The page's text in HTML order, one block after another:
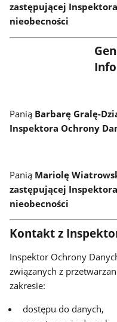
zastępującej
nieobecności
Panią Barbarę Gralę-
Inspektora Ochrony
Panią Mariolę
zastępującej
nieobecności
Kontakt z
Inspektor Ochrony
związanych z
zakresie:
dostępu do danych,